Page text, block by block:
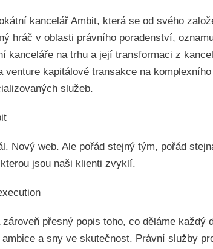
kancelář Ambit, která se od svého
hráč v oblasti právního poradenství,
kanceláře na trhu a její transformaci z
venture kapitálové transakce na
služeb.
Nový web. Ale pořád stejný tým, pořád
jsou naši klienti zvyklí.
přesný popis toho, co děláme každý
a sny ve skutečnost. Právní služby